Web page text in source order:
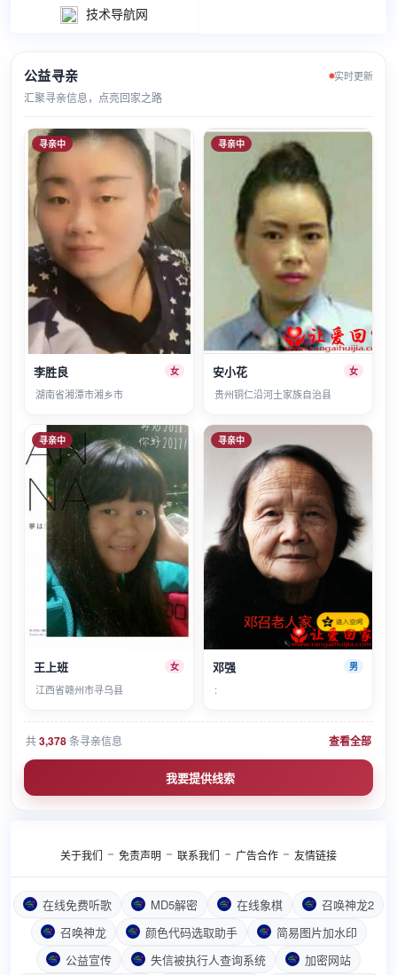
技术导航网
公益寻亲 实时更新
汇聚寻亲信息，点亮回家之路
寻亲中
李胜良 女
湖南省湘潭市湘乡市
寻亲中
安小花 女
贵州铜仁沿河土家族自治县
寻亲中
王上班 女
江西省赣州市寻乌县
寻亲中
邓强 男
:
共3,378条寻亲信息 查看全部
我要提供线索
关于我们 免责声明 联系我们 广告合作 友情链接
在线免费听歌 MD5解密 在线象棋
召唤神龙2
召唤神龙
颜色代码选取助手
简易图片加水印
公益宣传
失信被执行人查询系统 加密网站